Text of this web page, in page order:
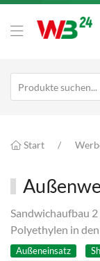
Start
Sandwichaufbau
Polyethylen in
Außeneinsatz